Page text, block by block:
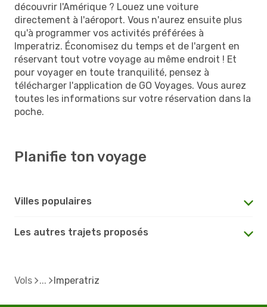
découvrir l'Amérique ? Louez une voiture
directement à l'aéroport. Vous n'aurez ensuite plus
qu'à programmer vos activités préférées à
Imperatriz. Économisez du temps et de l'argent en
réservant tout votre voyage au même endroit ! Et
pour voyager en toute tranquilité, pensez à
télécharger l'application de GO Voyages. Vous aurez
toutes les informations sur votre réservation dans la
poche.
Planifie ton voyage
Villes populaires
Les autres trajets proposés
Vols Imperatriz